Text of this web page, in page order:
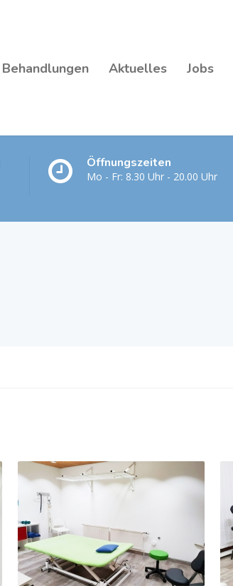
Behandlungen Aktuelles Jobs
Öffnungszeiten
Mo - Fr: 8.30 Uhr - 20.00 Uhr